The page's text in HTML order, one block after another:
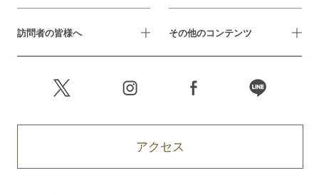
訪問者の皆様へ その他のコンテンツ
アクセス